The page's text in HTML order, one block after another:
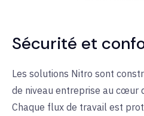
Sécurité et
Les solutions Nitro sont
de niveau entreprise au cœur
Chaque flux de travail est